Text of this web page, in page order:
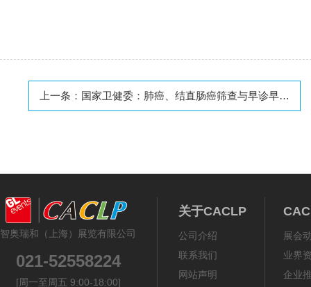
上一条： 国家卫健委：肺癌、结直肠癌筛查与早诊早治方案（2024版）发布
智奥瑞和（上海）展览有限公司
021-52558224
[周一至周五 9:00-18:00]
关于CACLP
公司介绍
联系我们
网站声明
展会
业界
企业